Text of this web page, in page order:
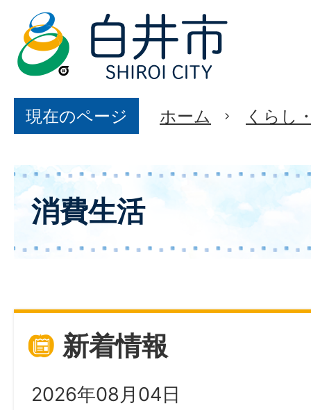
現在のページ ホーム くらし
消費生活
新着情報
2026年08月04日